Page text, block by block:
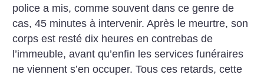
police a mis, comme souvent dans ce genre de
cas, 45 minutes à intervenir. Après le meurtre, son
corps est resté dix heures en contrebas de
l’immeuble, avant qu’enfin les services funéraires
ne viennent s’en occuper. Tous ces retards, cette